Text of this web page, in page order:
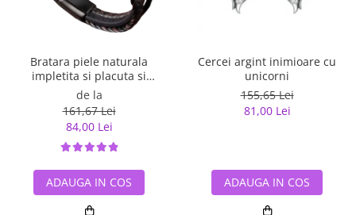
Bratara piele naturala
impletita si placuta si
inchizatoare din inox
de la
161,67 Lei
84,00 Lei
ADAUGA IN COS
Cercei argint inimioare cu
unicorni
155,65 Lei
81,00 Lei
ADAUGA IN COS